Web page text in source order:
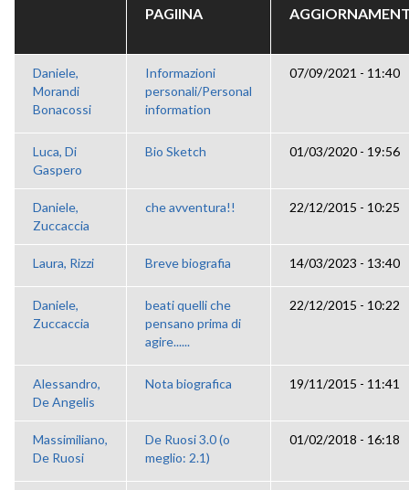
PAGIINA
Daniele,
Morandi
Bonacossi
Informazioni
personali/Personal
information
07/09/2021 - 11:40
Luca, Di
Gaspero
Bio Sketch 01/03/2020 - 19:56
Daniele,
Zuccaccia
che avventura!! 22/12/2015 - 10:25
Laura, Rizzi Breve biografia 14/03/2023 - 13:40
Daniele,
Zuccaccia
beati quelli che
pensano prima di
agire......
22/12/2015 - 10:22
Alessandro,
De Angelis
Nota biografica 19/11/2015 - 11:41
Massimiliano,
De Ruosi
De Ruosi 3.0 (o
meglio: 2.1)
01/02/2018 - 16:18